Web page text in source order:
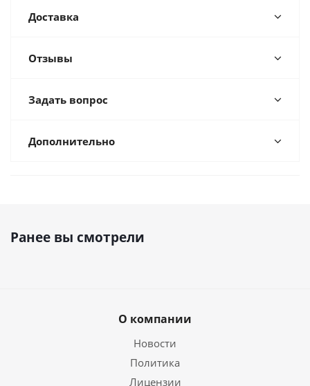
Доставка
Отзывы
Задать вопрос
Дополнительно
Ранее вы смотрели
О компании
Новости
Политика
Лицензии